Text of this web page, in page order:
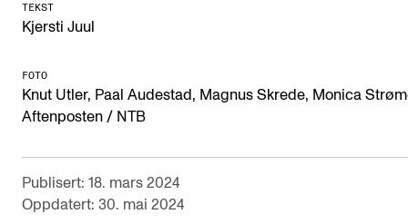
Si ifra!
Utveksling og reiser
Velferd og helse
Mangfold og likestilling
TEKST
Kjersti Juul
FOTO
Knut Utler, Paal Audestad, Magnus Skrede, Monica
Aftenposten / NTB
Publisert: 18. mars 2024
Oppdatert: 30. mai 2024